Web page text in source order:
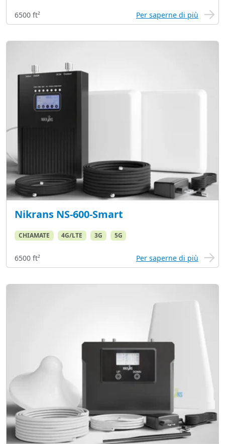
6500 ft² Per saperne di più
Nikrans NS-600-Smart
CHIAMATE 4G/LTE 3G 5G
6500 ft² Per saperne di più